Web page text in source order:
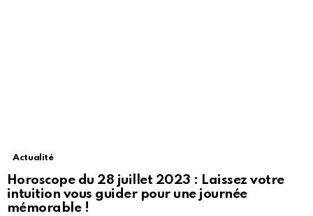
Actualité
Horoscope du 28 juillet 2023 : Laissez votre
intuition vous guider pour une journée
mémorable !